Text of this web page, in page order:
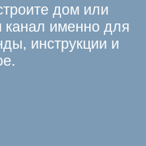
дом или
именно для
инструкции и